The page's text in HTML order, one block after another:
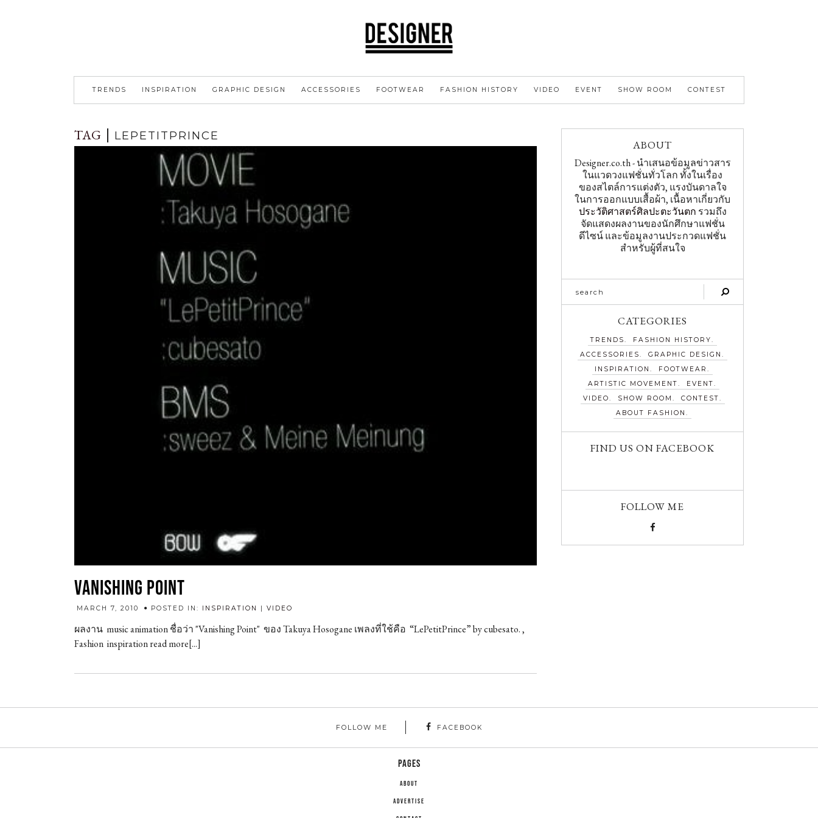
TRENDS INSPIRATION GRAPHIC DESIGN ACCESSORIES FOOTWEAR FASHION HISTORY VIDEO EVENT SHOW ROOM CONTEST
TAG LEPETITPRINCE
VANISHING POINT
MARCH 7, 2010 POSTED IN: INSPIRATION VIDEO
ผลงาน music animation ชื่อว่า "Vanishing Point" ของ Takuya Hosogane เพลงที่ใช้คือ “LePetitPrince” by cubesato. ,
Fashion inspiration read more[...]
ABOUT
Designer.co.th - นำเสนอข้อมูลข่าวสาร
ในแวดวงแฟชั่นทั่วโลก ทั้งในเรื่อง
ของสไตล์การแต่งตัว, แรงบันดาลใจ
ในการออกแบบเสื้อผ้า, เนื้อหาเกี่ยวกับ
ประวัติศาสตร์ศิลปะตะวันตก รวมถึง
จัดแสดงผลงานของนักศึกษาแฟชั่น
ดีไซน์ และข้อมูลงานประกวดแฟชั่น
สำหรับผู้ที่สนใจ
CATEGORIES
TRENDS
FASHION HISTORY
ACCESSORIES
GRAPHIC DESIGN
INSPIRATION
FOOTWEAR
ARTISTIC MOVEMENT
EVENT
VIDEO
SHOW ROOM
CONTEST
ABOUT FASHION
FIND US ON FACEBOOK
FOLLOW ME
FOLLOW ME FACEBOOK
PAGES
ABOUT
ADVERTISE